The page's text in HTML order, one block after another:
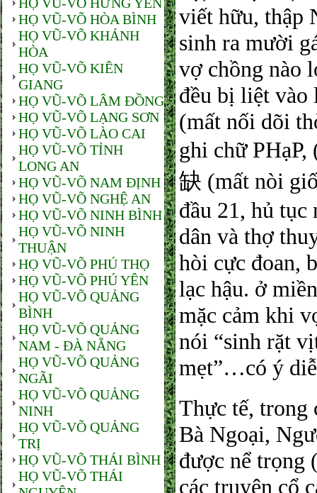
HỌ VŨ-VÕ HÒA BÌNH
HỌ VŨ-VÕ KHÁNH
HÒA
HỌ VŨ-VÕ KIÊN
GIANG
HỌ VŨ-VÕ LÂM ĐỒNG
HỌ VŨ-VÕ LẠNG SƠN
HỌ VŨ-VÕ LÀO CAI
HỌ VŨ-VÕ TỈNH
LONG AN
HỌ VŨ-VÕ NAM ĐỊNH
HỌ VŨ-VÕ NGHỆ AN
HỌ VŨ-VÕ NINH BÌNH
HỌ VŨ-VÕ NINH
THUẬN
HỌ VŨ-VÕ PHÚ THỌ
HỌ VŨ-VÕ PHÚ YÊN
HỌ VŨ-VÕ QUẢNG
BÌNH
HỌ VŨ-VÕ QUẢNG
NAM - ĐÀ NẴNG
HỌ VŨ-VÕ QUẢNG
NGÃI
HỌ VŨ-VÕ QUẢNG
NINH
HỌ VŨ-VÕ QUẢNG
TRỊ
HỌ VŨ-VÕ THÁI BÌNH
HỌ VŨ-VÕ THÁI
viết hữu, thập
sinh ra mười
vợ chồng nào
đều bị liệt vào
(mất nối dõi
ghi chữ PHạP,
缺 (mất nòi
đầu 21, hủ tục
dân và thợ
hòi cực đoan,
lạc hậu. ở
mặc cảm khi
nói “sinh rặt
mẹt”…có ý
Thực tế, trong
Bà Ngoại,
được nể trọng
các truyện cổ